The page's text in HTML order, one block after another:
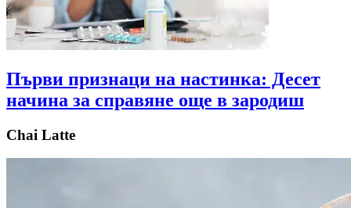
Първи признаци на настинка: Десет
начина за справяне още в зародиш
Chai Latte